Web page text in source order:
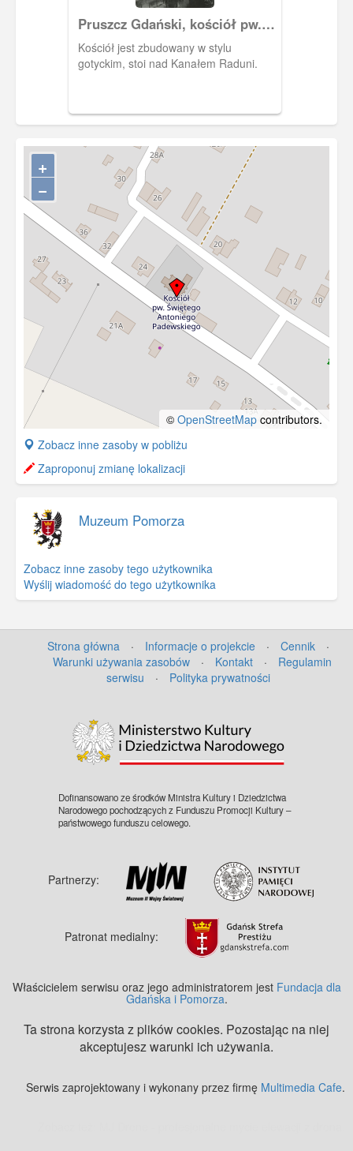
Pruszcz Gdański, kościół pw.
Podwyższenia Krzyża Św.
Kościół jest zbudowany w stylu
gotyckim, stoi nad Kanałem Raduni.
+
−
© OpenStreetMap contributors.
+
−
Zobacz inne zasoby w pobliżu
Zaproponuj zmianę lokalizacji
Muzeum Pomorza
Zobacz inne zasoby tego użytkownika
Wyślij wiadomość do tego użytkownika
Strona główna · Informacje o projekcie · Cennik
·
Warunki używania zasobów
· Kontakt ·
Regulamin
serwisu
· Polityka prywatności
Dofinansowano ze środków Ministra Kultury i Dziedzictwa
Narodowego pochodzących z Funduszu Promocji Kultury –
państwowego funduszu celowego.
Partnerzy:
Patronat medialny:
Właścicielem serwisu oraz jego administratorem jest Fundacja dla
Gdańska i Pomorza.
Ta strona korzysta z plików cookies. Pozostając na niej
akceptujesz warunki ich używania.
Serwis zaprojektowany i wykonany przez firmę Multimedia Cafe.